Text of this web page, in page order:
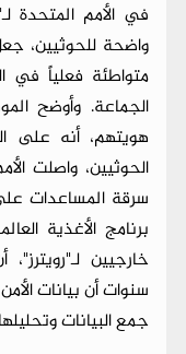
في الأمم المتحدة
واضحة للحوثيين،
متواطئة فعلياً في
الجماعة. وأوضح
هويتهم، أنه على
الحوثيين، واصلت
سرقة المساعدات
برنامج الأغذية
خارجيين
سنوات أن بيانات
جمع البيانات